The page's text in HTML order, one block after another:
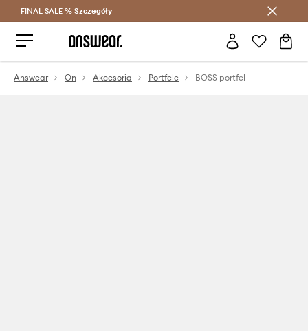
Oszczędzaj z Answear Club >
FINAL SALE % Szczegóły
Answear On Akcesoria Portfele BOSS portfel